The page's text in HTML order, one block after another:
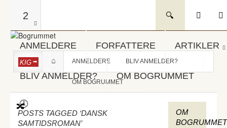
2
ANMELDERE FORFATTERE ARTIKLER
BLIV ANMELDER? OM BOGRUMMET
KIG ANMELDERE BLIV ANMELDER?
OM BOGRUMMET
POSTS TAGGED ‘DANSK
SAMTIDSROMAN’
OM
BOGRUMMET